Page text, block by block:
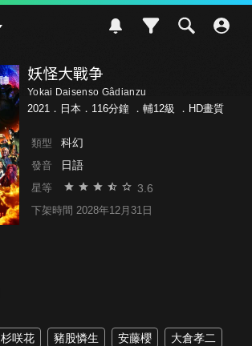
妖怪大戰争
Yokai Daisenso Gâdianzu
2021．日本．116分鐘 ． 輔12級 ．HD畫質
類型 科幻
發音 日語
星等 3.6
下架時間 2028年12月31日
杉咲花 豬股憐生 安藤櫻
大倉孝二